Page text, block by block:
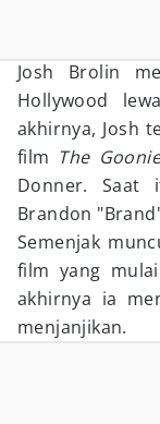
Josh Brolin
Hollywood
akhirnya, Josh
film The
Donner. Saat
Brandon
Semenjak
film yang
akhirnya ia
menjanjikan.